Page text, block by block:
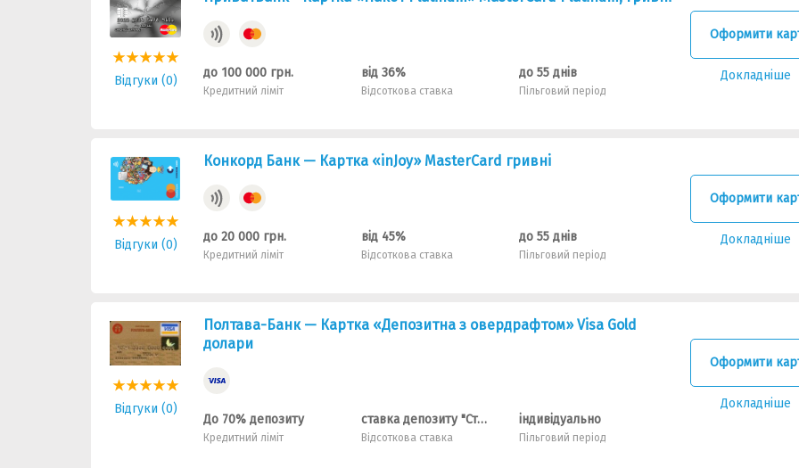
Відгуки (0)
до 100 000 грн.
Кредитний ліміт
від 36%
Відсоткова ставка
до 55 днів
Пільговий період
Оформити
Докладніше
Відгуки (0)
Конкорд Банк — Картка «inJoy» MasterCard гривнi
до 20 000 грн.
Кредитний ліміт
від 45%
Відсоткова ставка
до 55 днів
Пільговий період
Оформити
Докладніше
Відгуки (0)
Полтава-Банк — Картка «Депозитна з овердрафтом» Visa Gold
долари
До 70% депозиту
Кредитний ліміт
ставка депозиту "Стандарт"+ маржа 4%
Відсоткова ставка
індивідуально
Пільговий період
Оформити
Докладніше